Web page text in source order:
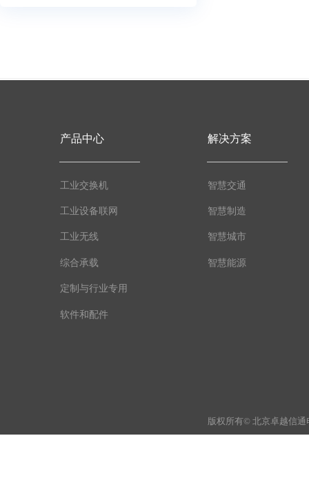
工业交换机
工业设备联网
工业无线
综合承载
定制与行业专用
软件和配件
产品中心
智慧交通
智慧制造
智慧城市
智慧能源
解决方案
版权所有© 北京卓越信通